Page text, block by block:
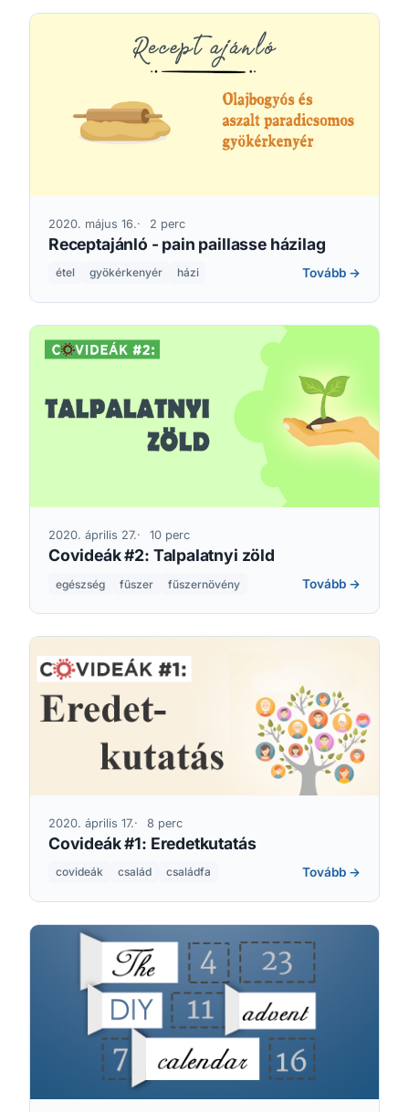
2020. május 16. 2 perc
Receptajánló - pain paillasse házilag
étel gyökérkenyér házi Tovább →
2020. április 27. 10 perc
Covideák #2: Talpalatnyi zöld
egészség fűszer fűszernövény Tovább →
2020. április 17. 8 perc
Covideák #1: Eredetkutatás
covideák család családfa Tovább →